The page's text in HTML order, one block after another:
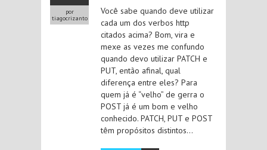
por
tiagocrizanto
Você sabe quando deve utilizar
cada um dos verbos http
citados acima? Bom, vira e
mexe as vezes me confundo
quando devo utilizar PATCH e
PUT, então afinal, qual
diferença entre eles? Para
quem já é “velho” de gerra o
POST já é um bom e velho
conhecido. PATCH, PUT e POST
têm propósitos distintos…